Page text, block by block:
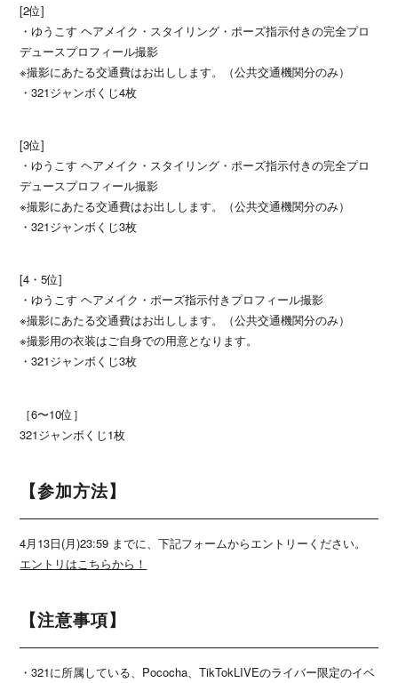
[2位]
・ゆうこす ヘアメイク・スタイリング・ポーズ指示付きの完全プロ
デュースプロフィール撮影
※撮影にあたる交通費はお出しします。（公共交通機関分のみ）
・321ジャンボくじ4枚
[3位]
・ゆうこす ヘアメイク・スタイリング・ポーズ指示付きの完全プロ
デュースプロフィール撮影
※撮影にあたる交通費はお出しします。（公共交通機関分のみ）
・321ジャンボくじ3枚
[4・5位]
・ゆうこす ヘアメイク・ポーズ指示付きプロフィール撮影
※撮影にあたる交通費はお出しします。（公共交通機関分のみ）
※撮影用の衣装はご自身での用意となります。
・321ジャンボくじ3枚
［6〜10位］
321ジャンボくじ1枚
【参加方法】
4月13日(月)23:59 までに、下記フォームからエントリーください。
エントリはこちらから！
【注意事項】
・321に所属している、Pococha、TikTokLIVEのライバー限定のイベ